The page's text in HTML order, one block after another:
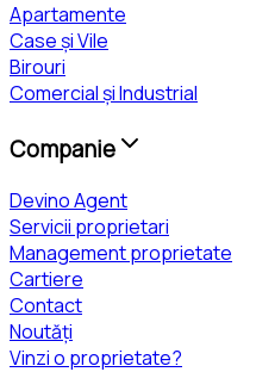
Apartamente
Case și Vile
Birouri
Comercial și Industrial
Companie
Devino Agent
Servicii proprietari
Management proprietate
Cartiere
Contact
Noutăți
Vinzi o proprietate?